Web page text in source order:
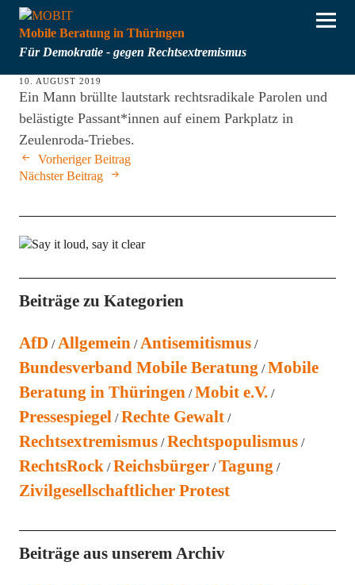
Mobile Beratung in Thüringen
Für Demokratie - gegen Rechtsextremismus
10. AUGUST 2019
Ein Mann brüllte lautstark rechtsradikale Parolen und
belästigte Passant*innen auf einem Parkplatz in
Zeulenroda-Triebes.
Vorheriger Beitrag
Nächster Beitrag
Beiträge zu Kategorien
AfD Allgemein Antisemitismus
Bundesverband Mobile Beratung Mobile
Beratung in Thüringen Mobit e.V.
Pressespiegel Rechte Gewalt
Rechtsextremismus Rechtspopulismus
RechtsRock Reichsbürger Tagung
Zivilgesellschaftlicher Protest
Beiträge aus unserem Archiv